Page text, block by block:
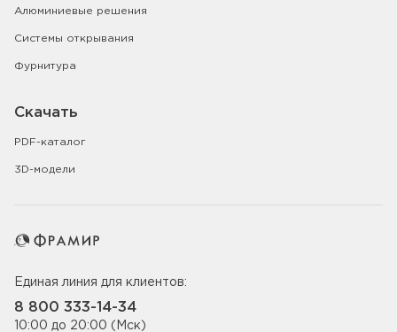
Алюминиевые решения
Системы открывания
Фурнитура
Скачать
PDF-каталог
3D-модели
Единая линия для клиентов:
8 800 333-14-34
10:00 до 20:00 (Мск)